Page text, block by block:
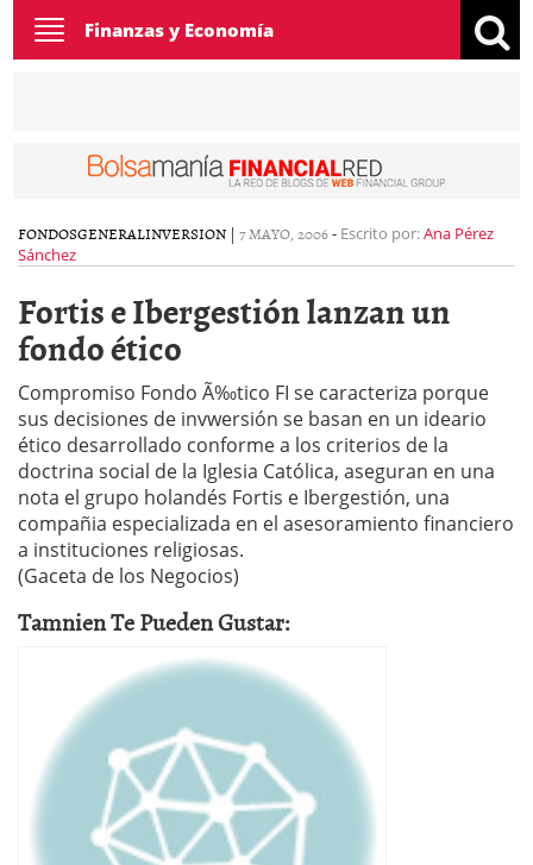
Toggle
navigation
Finanzas y Economía
FONDOSGENERALINVERSION | 7 MAYO, 2006- Escrito por:Ana Pérez
Sánchez
Fortis e Ibergestión lanzan un
fondo ético
Compromiso Fondo Ã‰tico FI se caracteriza porque
sus decisiones de invwersión se basan en un ideario
ético desarrollado conforme a los criterios de la
doctrina social de la Iglesia Católica, aseguran en una
nota el grupo holandés Fortis e Ibergestión, una
compañia especializada en el asesoramiento financiero
a instituciones religiosas.
(Gaceta de los Negocios)
Tamnien Te Pueden Gustar: